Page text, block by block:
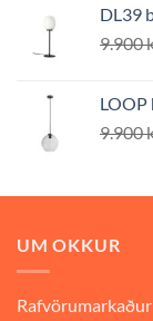
DL39
9.900
9.900
UM OKKUR